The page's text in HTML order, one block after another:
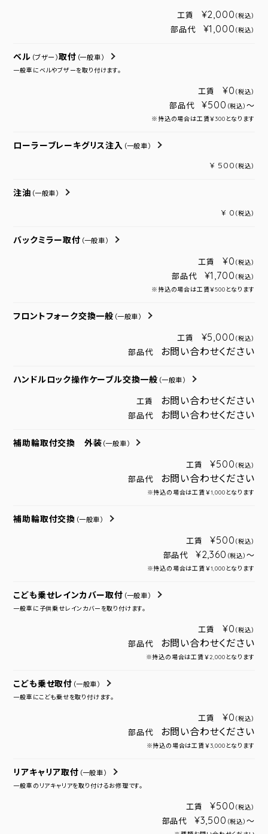
工賃 ¥2,000 （税込）
部品代 ¥1,000 （税込）
ベル （ブザー）取付 （一般車）
一般車にベルやブザーを取り付けます。
工賃 ¥0 （税込）
部品代 ¥500 （税込） ～
※持込の場合は工賃￥300となります
ローラーブレーキグリス注入 （一般車）
¥ 500 （税込）
注油 （一般車）
¥ 0 （税込）
バックミラー取付 （一般車）
工賃 ¥0 （税込）
部品代 ¥1,700 （税込）
※持込の場合は工賃￥500となります
フロントフォーク交換一般 （一般車）
工賃 ¥5,000 （税込）
部品代 お問い合わせください
ハンドルロック操作ケーブル交換一般 （一般車）
工賃 お問い合わせください
部品代 お問い合わせください
補助輪取付交換 外装 （一般車）
工賃 ¥500 （税込）
部品代 お問い合わせください
※持込の場合は工賃￥1,000となります
補助輪取付交換 （一般車）
工賃 ¥500 （税込）
部品代 ¥2,360 （税込） ～
※持込の場合は工賃￥1,000となります
こども乗せレインカバー取付 （一般車）
一般車に子供乗せレインカバーを取り付けます。
工賃 ¥0 （税込）
部品代 お問い合わせください
※持込の場合は工賃￥2,000となります
こども乗せ取付 （一般車）
一般車にこども乗せを取り付けます。
工賃 ¥0 （税込）
部品代 お問い合わせください
※持込の場合は工賃￥3,000となります
リアキャリア取付 （一般車）
一般車のリアキャリアを取り付けるお修理です。
工賃 ¥500 （税込）
部品代 ¥3,500 （税込） ～